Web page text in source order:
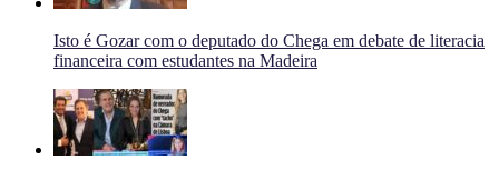
Isto é Gozar com o deputado do Chega em debate de literacia
financeira com estudantes na Madeira